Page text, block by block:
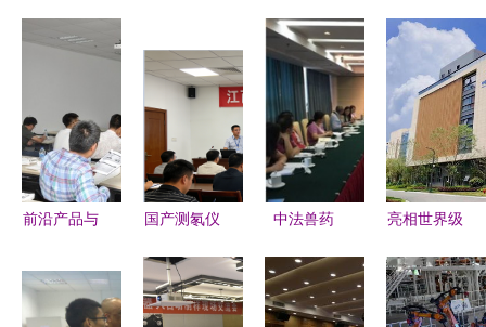
前沿产品与
析 安东帕
先进纳米压
国产测氡仪
技术发展、
应用与交流
中法兽药
交流研讨会
在京成功举
亮相世界级
信量子集
团“量”点纷